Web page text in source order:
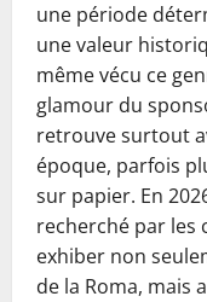
une période
une valeur
même vécu ce
glamour du
retrouve surtout
époque, parfois
sur papier. En
recherché par les
exhiber non
de la Roma, mais